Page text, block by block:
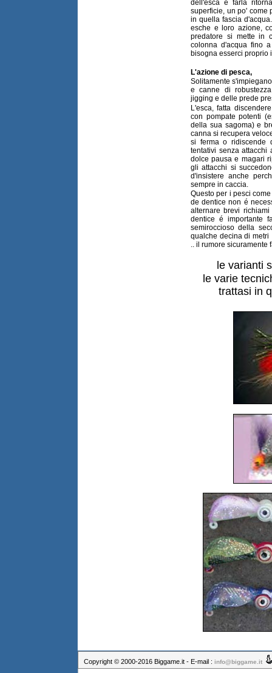
dell'esca e farla
superficie, un po' come
in quella fascia
esche e loro azione,
predatore si mette in
colonna d'acqua fino
bisogna esserci proprio
L'azione di pesca,
Solitamente
e canne di
jigging e delle prede
L'esca, fatta
con pompate potenti
della sua sagoma) e
canna si recupera
si ferma o ridiscende
tentativi senza
dolce pausa e magari
gli attacchi si
d'insistere anche
sempre in caccia.
Questo per i pesci
de dentice non é
alternare brevi
dentice é importante
semiroccioso della
qualche decina di metri
.. il rumore sicuramente
le varianti
le varie
trattasi in
Copyright © 2000-2016 Biggame.it - E-mail : info@biggame.it